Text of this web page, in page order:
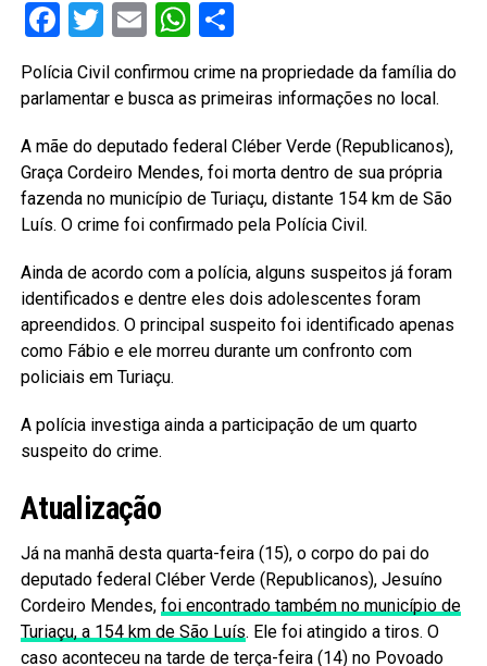
Facebook
Twitter
EmailWhatsApp
Polícia Civil confirmou crime na propriedade da família do
parlamentar e busca as primeiras informações no local.
A mãe do deputado federal Cléber Verde (Republicanos),
Graça Cordeiro Mendes, foi morta dentro de sua própria
fazenda no município de Turiaçu, distante 154 km de São
Luís. O crime foi confirmado pela Polícia Civil.
Ainda de acordo com a polícia, alguns suspeitos já foram
identificados e dentre eles dois adolescentes foram
apreendidos. O principal suspeito foi identificado apenas
como Fábio e ele morreu durante um confronto com
policiais em Turiaçu.
A polícia investiga ainda a participação de um quarto
suspeito do crime.
Atualização
Já na manhã desta quarta-feira (15), o corpo do pai do
deputado federal Cléber Verde (Republicanos), Jesuíno
Cordeiro Mendes, foi encontrado também no município de
Turiaçu, a 154 km de São Luís. Ele foi atingido a tiros. O
caso aconteceu na tarde de terça-feira (14) no Povoado